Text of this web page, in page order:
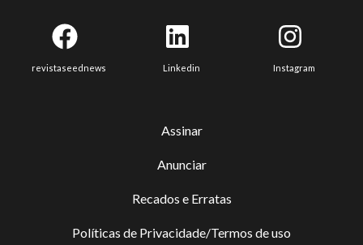
revistaseednews Linkedin Instagram
Assinar
Anunciar
Recados e Erratas
Políticas de Privacidade/Termos de uso